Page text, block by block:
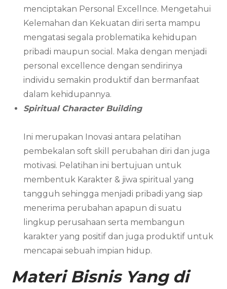
menciptakan Personal Excellnce. Mengetahui
Kelemahan dan Kekuatan diri serta mampu
mengatasi segala problematika kehidupan
pribadi maupun social. Maka dengan menjadi
personal excellence dengan sendirinya
individu semakin produktif dan bermanfaat
dalam kehidupannya.
Spiritual Character Building
Ini merupakan Inovasi antara pelatihan
pembekalan soft skill perubahan diri dan juga
motivasi. Pelatihan ini bertujuan untuk
membentuk Karakter & jiwa spiritual yang
tangguh sehingga menjadi pribadi yang siap
menerima perubahan apapun di suatu
lingkup perusahaan serta membangun
karakter yang positif dan juga produktif untuk
mencapai sebuah impian hidup.
Materi Bisnis Yang di